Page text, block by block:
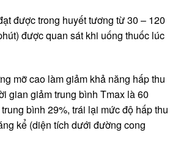
được trong huyết tương từ 30 – 120
được quan sát khi uống thuốc lúc
mỡ cao làm giảm khả năng hấp thu
gian giảm trung bình Tmax là 60
bình 29%, trái lại mức độ hấp thu
kể (diện tích dưới đường cong